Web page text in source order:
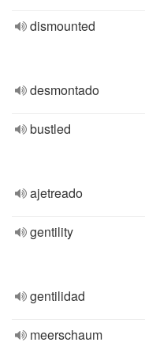
dismounted
desmontado
bustled
ajetreado
gentility
gentilidad
meerschaum